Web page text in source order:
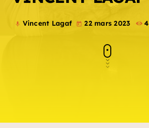
mic Vincent Lagaf today 22 mars 2023 4